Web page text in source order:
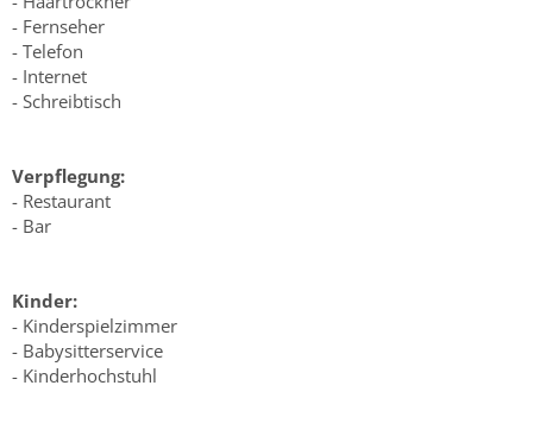
- Fernseher
- Telefon
- Internet
- Schreibtisch
Verpflegung:
- Restaurant
- Bar
Kinder:
- Kinderspielzimmer
- Babysitterservice
- Kinderhochstuhl